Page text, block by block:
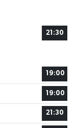
21:30
19:00
19:00
21:30